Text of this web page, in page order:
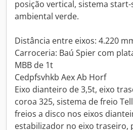
posição vertical, sistema
ambiental verde.
Distância entre eixos: 4.220
Carroceria: Baú Spier com
MBB de 1t
Cedpfsvhkb Aex Ab Horf
Eixo dianteiro de 3,5t, eixo
coroa 325, sistema de freio
freios a disco nos eixos
estabilizador no eixo traseiro,